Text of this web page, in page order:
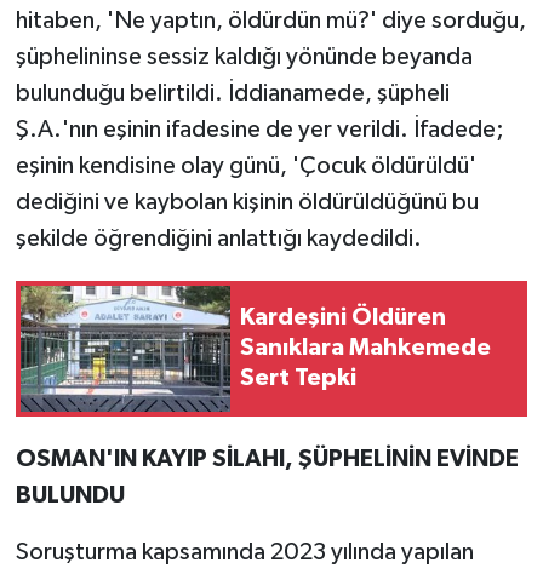
hitaben, 'Ne yaptın, öldürdün mü?' diye sorduğu,
şüphelininse sessiz kaldığı yönünde beyanda
bulunduğu belirtildi. İddianamede, şüpheli
Ş.A.'nın eşinin ifadesine de yer verildi. İfadede;
eşinin kendisine olay günü, 'Çocuk öldürüldü'
dediğini ve kaybolan kişinin öldürüldüğünü bu
şekilde öğrendiğini anlattığı kaydedildi.
Kardeşini Öldüren
Sanıklara Mahkemede
Sert Tepki
OSMAN'IN KAYIP SİLAHI, ŞÜPHELİNİN EVİNDE
BULUNDU
Soruşturma kapsamında 2023 yılında yapılan